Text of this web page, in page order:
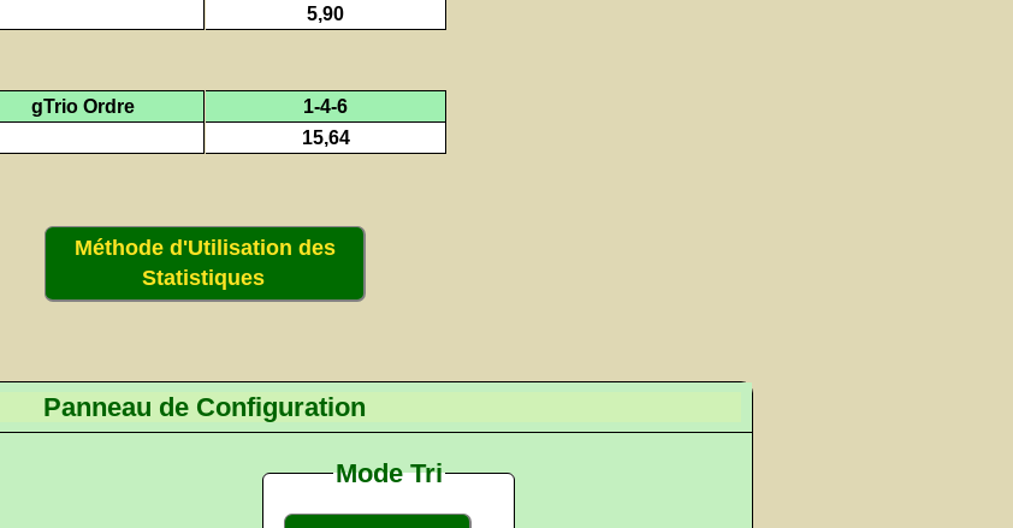
5,90
gTrio Ordre
1-4-6
15,64
Méthode d'Utilisation des
Statistiques
Panneau de Configuration
Mode Tri